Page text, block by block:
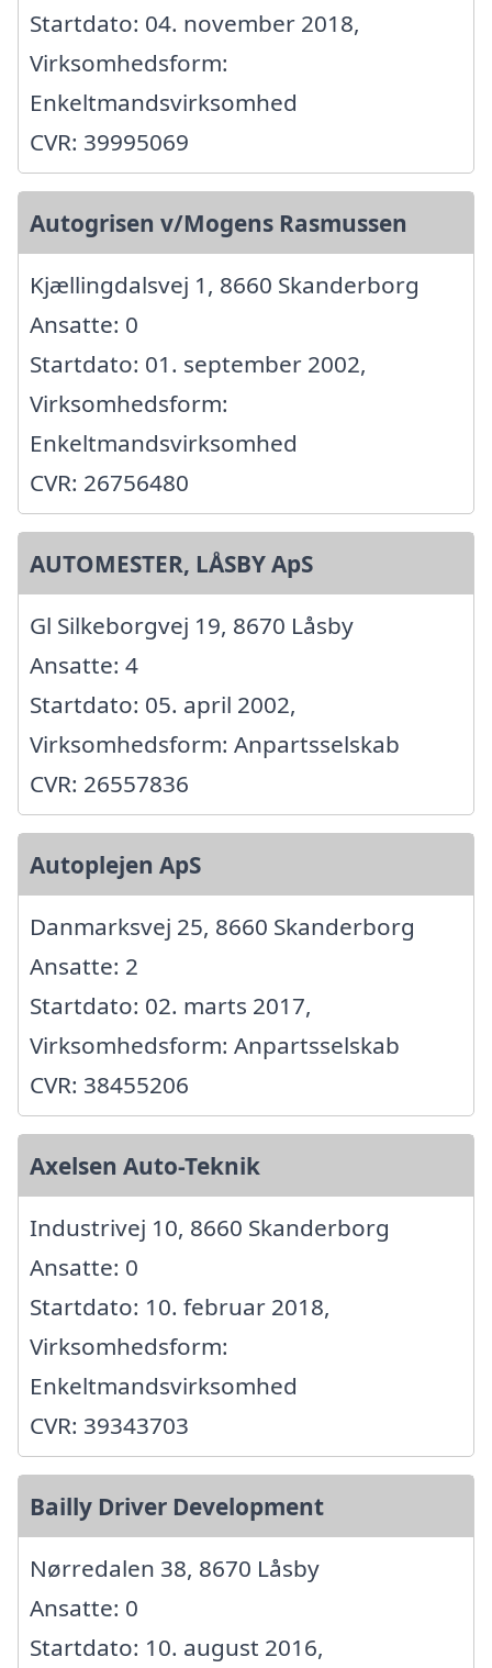
Startdato: 04. november 2018,
Virksomhedsform:
Enkeltmandsvirksomhed
CVR: 39995069
Autogrisen v/Mogens Rasmussen
Kjællingdalsvej 1, 8660 Skanderborg
Ansatte: 0
Startdato: 01. september 2002,
Virksomhedsform:
Enkeltmandsvirksomhed
CVR: 26756480
AUTOMESTER, LÅSBY ApS
Gl Silkeborgvej 19, 8670 Låsby
Ansatte: 4
Startdato: 05. april 2002,
Virksomhedsform: Anpartsselskab
CVR: 26557836
Autoplejen ApS
Danmarksvej 25, 8660 Skanderborg
Ansatte: 2
Startdato: 02. marts 2017,
Virksomhedsform: Anpartsselskab
CVR: 38455206
Axelsen Auto-Teknik
Industrivej 10, 8660 Skanderborg
Ansatte: 0
Startdato: 10. februar 2018,
Virksomhedsform:
Enkeltmandsvirksomhed
CVR: 39343703
Bailly Driver Development
Nørredalen 38, 8670 Låsby
Ansatte: 0
Startdato: 10. august 2016,